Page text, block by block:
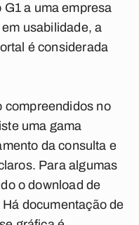
a uma empresa
usabilidade, a
é considerada
compreendidos no
uma gama
da consulta e
Para algumas
o download de
documentação de